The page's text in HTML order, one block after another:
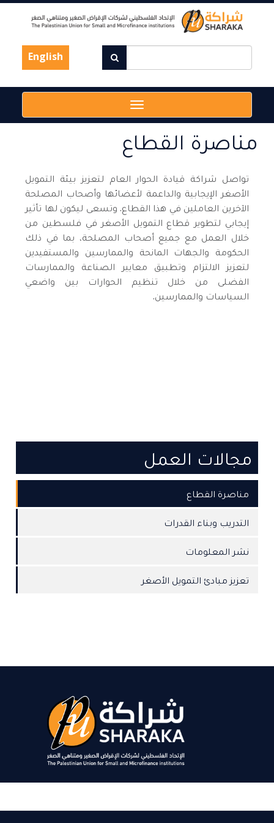
Skip
content
English
Toggle
navigation
مناصرة القطاع
تواصل شراكة قيادة الحوار العام لتعزيز بيئة التمويل
الأصغر الإيجابية والداعمة لأعضائها وأصحاب المصلحة
الآخرين العاملين في هذا القطاع. وتسعى ليكون لها تأثير
إيجابي لتطوير قطاع التمويل الأصغر في فلسطين من
خلال العمل مع جميع أصحاب المصلحة، بما في ذلك
الحكومة والجهات المانحة والممارسين والمستفيدين
لتعزيز الالتزام وتطبيق معايير الصناعة والممارسات
الفضلى من خلال تنظيم الحوارات بين واضعي
السياسات والممارسين.
مجالات العمل
مناصرة القطاع
التدريب وبناء القدرات
نشر المعلومات
تعزيز مبادئ التمويل الأصغر